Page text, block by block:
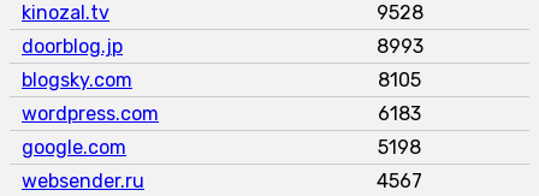
kinozal.tv
9528
doorblog.jp
8993
blogsky.com
8105
wordpress.com
6183
google.com
5198
websender.ru
4567